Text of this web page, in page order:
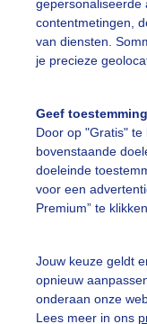
gepersonaliseerde
contentmetingen,
van diensten.
je precieze
Geef
Door op "Gratis"
bovenstaande
doeleinde
voor een
Premium” te klikken.
Jouw keuze geldt
opnieuw
onderaan onze
Lees meer in ons
slideshow
vragen